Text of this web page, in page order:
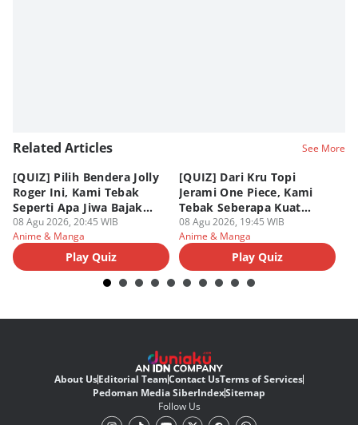
Related Articles See More
[QUIZ] Pilih Bendera Jolly
Roger Ini, Kami Tebak
Seperti Apa Jiwa Bajak
Laut Dalam Dirimu
08 Agu 2026, 20:45 WIB
Anime & Manga
Play Quiz
[QUIZ] Dari Kru Topi
Jerami One Piece, Kami
Tebak Seberapa Kuat
Mentalmu
08 Agu 2026, 19:45 WIB
Anime & Manga
Play Quiz
About UsEditorial TeamContact UsTerms of Services
Pedoman Media SiberIndexSitemap
Follow Us